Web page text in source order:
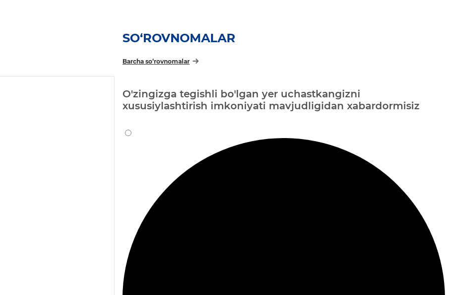
SO‘ROVNOMALAR
Barcha so‘rovnomalar
O'zingizga tegishli bo'lgan yer uchastkangizni
xususiylashtirish imkoniyati mavjudligidan xabardormisiz